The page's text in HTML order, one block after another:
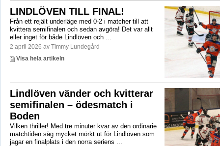
LINDLÖVEN TILL FINAL!
Från ett rejält underläge med 0-2 i matcher till att
kvittera semifinalen och sedan avgöra! Det var allt
eller inget för både Lindlöven och ...
2 april 2026 av Timmy Lundegård
Visa hela artikeln
Lindlöven vänder och kvitterar
semifinalen – ödesmatch i
Boden
Vilken thriller! Med tre minuter kvar av den ordinarie
matchtiden såg mycket mörkt ut för Lindlöven som
jagar en finalplats i den norra seriens ...